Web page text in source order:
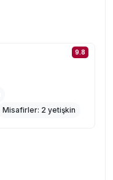
9.8
Misafirler: 2 yetişkin